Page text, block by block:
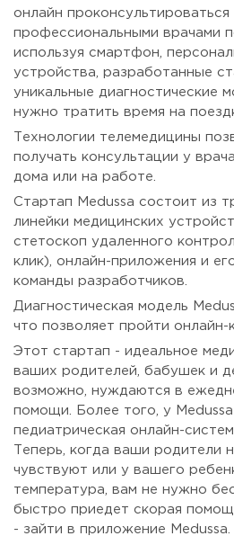
онлайн проконсультироваться
профессиональными врачами
используя смартфон,
устройства, разработанные
уникальные диагностические
нужно тратить время на
Технологии телемедицины
получать консультации у
дома или на работе.
Стартап Medussa состоит из
линейки медицинских
стетоскоп удаленного
клик), онлайн-приложения и
команды разработчиков.
Диагностическая модель
что позволяет пройти онлайн-
Этот стартап - идеальное
ваших родителей, бабушек и
возможно, нуждаются в
помощи. Более того, у
педиатрическая онлайн-
Теперь, когда ваши родители
чувствуют или у вашего
температура, вам не нужно
быстро приедет скорая
- зайти в приложение